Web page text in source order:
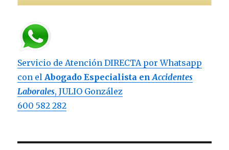
Servicio de Atención DIRECTA por Whatsapp
con elAbogado Especialista enAccidentes
Laborales, JULIO González
600 582 282